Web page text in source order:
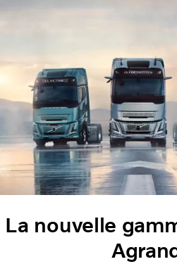
Véhicules d'occasion
Nous contacter
La nouvelle